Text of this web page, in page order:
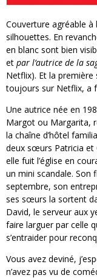
Couverture agréable à
silhouettes. En
en blanc sont bien
et par l’autrice de la
Netflix). Et la
toujours sur Netflix, a
Une autrice née en
Margot ou Margarita,
la chaîne d’hôtel
deux sœurs Patricia et
elle fuit l’église en
un mini scandale. Son
septembre, son
ses sœurs la sortent
David, le serveur aux
faire larguer par celle
s’entraider pour
Vous avez deviné,
n’avez pas vu de